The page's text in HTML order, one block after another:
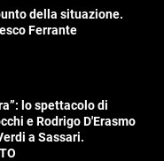
della situazione.
Ferrante
lo spettacolo di
e Rodrigo D'Erasmo
a Sassari.